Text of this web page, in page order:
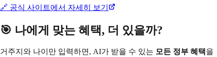
🔗 공식 사이트에서 자세히 보기
🎯 나에게 맞는 혜택, 더 있을까?
거주지와 나이만 입력하면, AI가 받을 수 있는 모든 정부 혜택을